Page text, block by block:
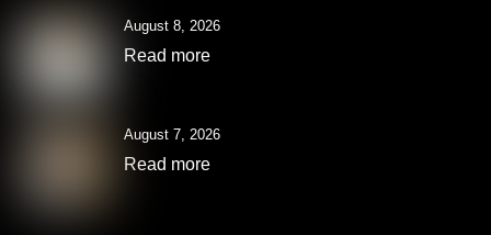
August 8, 2026
Read more
August 7, 2026
Read more